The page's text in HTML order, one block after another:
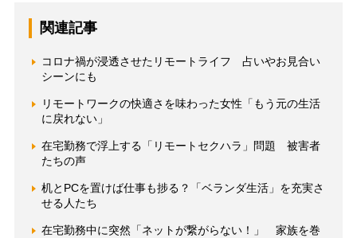
関連記事
コロナ禍が浸透させたリモートライフ 占いやお見合い
シーンにも
リモートワークの快適さを味わった女性「もう元の生活
に戻れない」
在宅勤務で浮上する「リモートセクハラ」問題 被害者
たちの声
机とPCを置けば仕事も捗る？「ベランダ生活」を充実さ
せる人たち
在宅勤務中に突然「ネットが繋がらない！」 家族を巻